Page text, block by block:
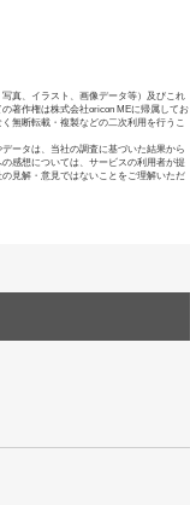
真、イラスト、画像データ等）及びこれ
著作権は株式会社oricon MEに帰属してお
無断転載・複製などの二次利用を行うこ
ータは、当社の調査に基づいた結果から
感想については、サービスの利用者が提
見解・意見ではないことをご理解いただ